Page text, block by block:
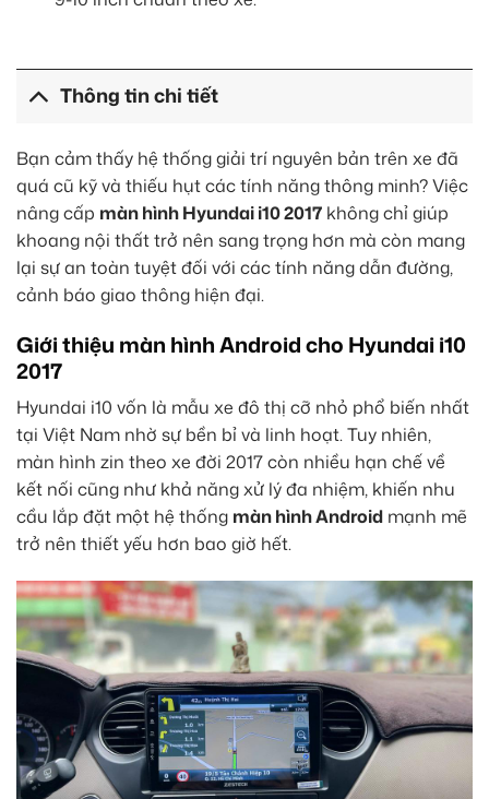
Thông tin chi tiết
Bạn cảm thấy hệ thống giải trí nguyên bản trên xe đã
quá cũ kỹ và thiếu hụt các tính năng thông minh? Việc
nâng cấp màn hình Hyundai i10 2017 không chỉ giúp
khoang nội thất trở nên sang trọng hơn mà còn mang
lại sự an toàn tuyệt đối với các tính năng dẫn đường,
cảnh báo giao thông hiện đại.
Giới thiệu màn hình Android cho Hyundai i10
2017
Hyundai i10 vốn là mẫu xe đô thị cỡ nhỏ phổ biến nhất
tại Việt Nam nhờ sự bền bỉ và linh hoạt. Tuy nhiên,
màn hình zin theo xe đời 2017 còn nhiều hạn chế về
kết nối cũng như khả năng xử lý đa nhiệm, khiến nhu
cầu lắp đặt một hệ thống màn hình Android mạnh mẽ
trở nên thiết yếu hơn bao giờ hết.